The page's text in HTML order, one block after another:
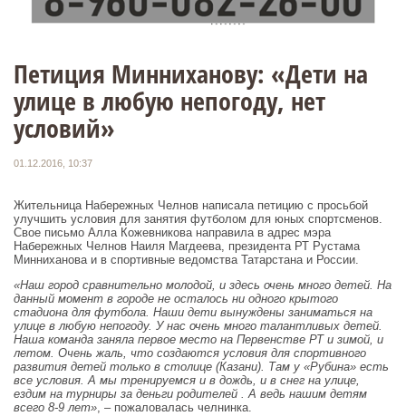
Петиция Минниханову: «Дети на
улице в любую непогоду, нет
условий»
01.12.2016, 10:37
Жительница Набережных Челнов написала петицию с просьбой
улучшить условия для занятия футболом для юных спортсменов.
Свое письмо Алла Кожевникова направила в адрес мэра
Набережных Челнов Наиля Магдеева, президента РТ Рустама
Минниханова и в спортивные ведомства Татарстана и России.
«Наш город сравнительно молодой, и здесь очень много детей. На
данный момент в городе не осталось ни одного крытого
стадиона для футбола. Наши дети вынуждены заниматься на
улице в любую непогоду. У нас очень много талантливых детей.
Наша команда заняла первое место на Первенстве РТ и зимой, и
летом. Очень жаль, что создаются условия для спортивного
развития детей только в столице (Казани). Там у «Рубина» есть
все условия. А мы тренируемся и в дождь, и в снег на улице,
ездим на турниры за деньги родителей . А ведь нашим детям
всего 8-9 лет», – пожаловалась челнинка.